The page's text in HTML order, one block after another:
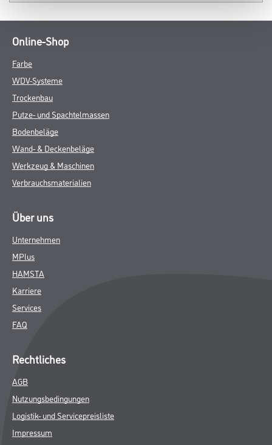
Online-Shop
Farbe
WDV-Systeme
Trockenbau
Putze- und Spachtelmassen
Bodenbeläge
Wand- & Deckenbeläge
Werkzeug & Maschinen
Verbrauchsmaterialien
Über uns
Unternehmen
MPlus
HAMSTA
Karriere
Services
FAQ
Rechtliches
AGB
Nutzungsbedingungen
Logistik- und Servicepreisliste
Impressum